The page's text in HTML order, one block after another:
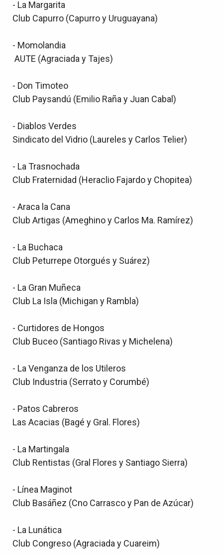
- La Margarita
Club Capurro (Capurro y Uruguayana)
- Momolandia
AUTE (Agraciada y Tajes)
- Don Timoteo
Club Paysandú (Emilio Raña y Juan Cabal)
- Diablos Verdes
Sindicato del Vidrio (Laureles y Carlos Telier)
- La Trasnochada
Club Fraternidad (Heraclio Fajardo y Chopitea)
- Araca la Cana
Club Artigas (Ameghino y Carlos Ma. Ramírez)
- La Buchaca
Club Peturrepe Otorgués y Suárez)
- La Gran Muñeca
Club La Isla (Michigan y Rambla)
- Curtidores de Hongos
Club Buceo (Santiago Rivas y Michelena)
- La Venganza de los Utileros
Club Industria (Serrato y Corumbé)
- Patos Cabreros
Las Acacias (Bagé y Gral. Flores)
- La Martingala
Club Rentistas (Gral Flores y Santiago Sierra)
- Línea Maginot
Club Basáñez (Cno Carrasco y Pan de Azúcar)
- La Lunática
Club Congreso (Agraciada y Cuareim)